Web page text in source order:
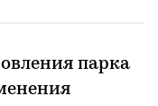
парка